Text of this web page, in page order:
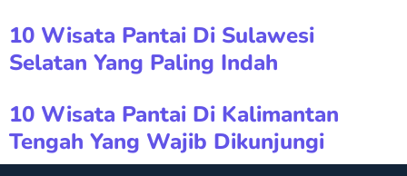
10 Wisata Pantai Di Sulawesi
Selatan Yang Paling Indah
10 Wisata Pantai Di Kalimantan
Tengah Yang Wajib Dikunjungi